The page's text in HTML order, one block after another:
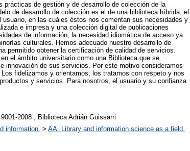
prácticas de gestión y de desarrollo de colección de la
de desarrollo de colección es el de una biblioteca híbrida, el
en las cuáles éstos nos comentan sus necesidades y
e impresa y una colección digital de publicaciones
de información, la necesidad idiomática de acceso ya
culturales. Hemos adecuado nuestro desarrollo de
permitido obtener la certificación de calidad de servicios.
el ámbito universitario como una Biblioteca que se
innovación de sus servicios. Por este motivo consideramos
fidelizamos y orientamos, los tratamos con respeto y nos
y servicios. Para nosotros, el usuario y su confianza
2008 , Biblioteca Adrián Guissarri
information. > AA. Library and information science as a field.